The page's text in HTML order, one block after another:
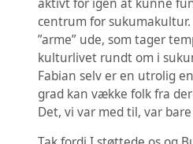
aktivt for igen at kunne
centrum for
”arme” ude, som tager
kulturlivet rundt om i
Fabian selv er en utrolig
grad kan vække folk fra
Det, vi var med til, var